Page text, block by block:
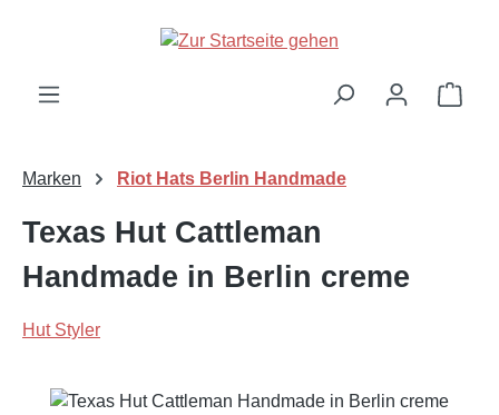
Zum Hauptinhalt springen
Marken Riot Hats Berlin Handmade
Texas Hut Cattleman
Handmade in Berlin creme
Hut Styler
Bildergalerie überspringen